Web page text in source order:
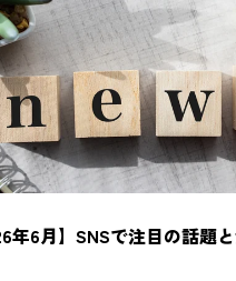
年6月】SNSで注目の話題